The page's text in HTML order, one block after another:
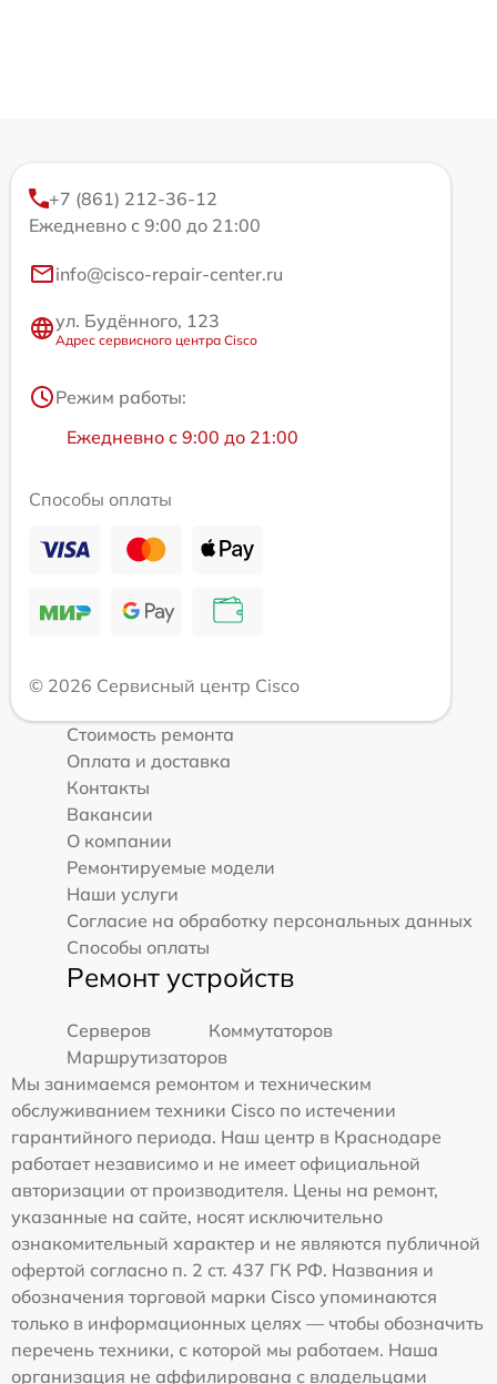
+7 (861) 212-36-12
Ежедневно с 9:00 до 21:00
info@cisco-repair-center.ru
ул. Будённого, 123
Адрес сервисного центра Cisco
Режим работы:
Ежедневно с 9:00 до 21:00
Способы оплаты
© 2026 Сервисный центр Cisco
Стоимость ремонта
Оплата и доставка
Контакты
Вакансии
О компании
Ремонтируемые модели
Наши услуги
Согласие на обработку персональных данных
Способы оплаты
Ремонт устройств
Серверов
Коммутаторов
Маршрутизаторов
Мы занимаемся ремонтом и техническим
обслуживанием техники Cisco по истечении
гарантийного периода. Наш центр в Краснодаре
работает независимо и не имеет официальной
авторизации от производителя. Цены на ремонт,
указанные на сайте, носят исключительно
ознакомительный характер и не являются публичной
офертой согласно п. 2 ст. 437 ГК РФ. Названия и
обозначения торговой марки Cisco упоминаются
только в информационных целях — чтобы обозначить
перечень техники, с которой мы работаем. Наша
организация не аффилирована с владельцами